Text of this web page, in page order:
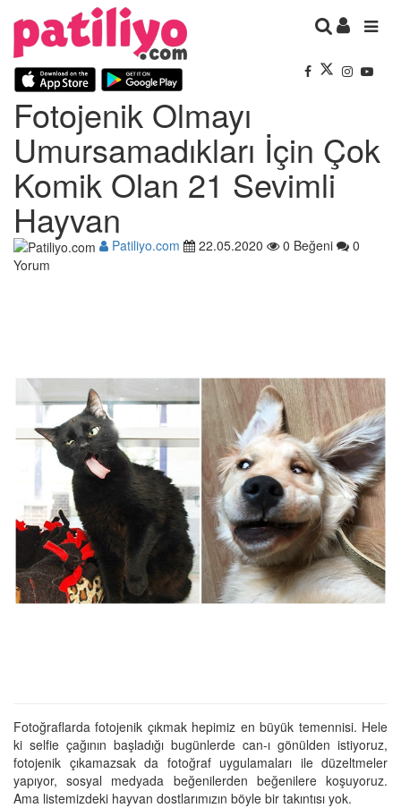
Fotojenik Olmayı
Umursamadıkları İçin Çok
Komik Olan 21 Sevimli
Hayvan
Patiliyo.com 22.05.2020 0 Beğeni
0
Yorum
Fotoğraflarda fotojenik çıkmak hepimiz en büyük temennisi. Hele
ki selfie çağının başladığı bugünlerde can-ı gönülden istiyoruz,
fotojenik çıkamazsak da fotoğraf uygulamaları ile düzeltmeler
yapıyor, sosyal medyada beğenilerden beğenilere koşuyoruz.
Ama listemizdeki hayvan dostlarımızın böyle bir takıntısı yok.